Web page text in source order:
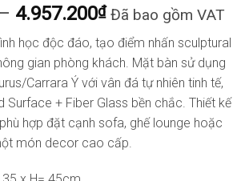
– 4.957.200₫Khoảng
giá:
từ
2.862.000₫
đến
4.957.200₫
Đã bao gồm VAT
học độc đáo, tạo điểm nhấn sculptural
gian phòng khách. Mặt bàn sử dụng
Carrara Ý với vân đá tự nhiên tinh tế,
Surface + Fiber Glass bền chắc. Thiết kế
hợp đặt cạnh sofa, ghế lounge hoặc
món decor cao cấp.